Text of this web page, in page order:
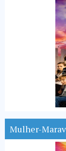
Mulher-